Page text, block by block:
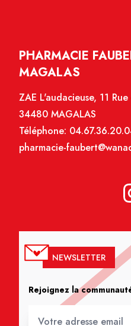
PHARMACIE
MAGALAS
ZAE L'audacieuse, 11
34480 MAGALAS
Téléphone:
pharmacie-
NEWSLETTER
Rejoignez la